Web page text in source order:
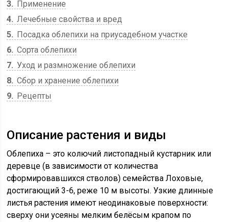
3
Применение
4 Лечебные свойства и вред
5
Посадка облепихи на приусадебном участке
6 Сорта облепихи
7 Уход и размножение облепихи
8 Сбор и хранение облепихи
9
Рецепты
Описание растения и виды
Облепиха – это колючий листопадный кустарник или
деревце (в зависимости от количества
сформировавшихся стволов) семейства Лоховые,
достигающий 3-6, реже 10 м высоты. Узкие длинные
листья растения имеют неодинаковые поверхности:
сверху они усеяны мелким белёсым крапом по